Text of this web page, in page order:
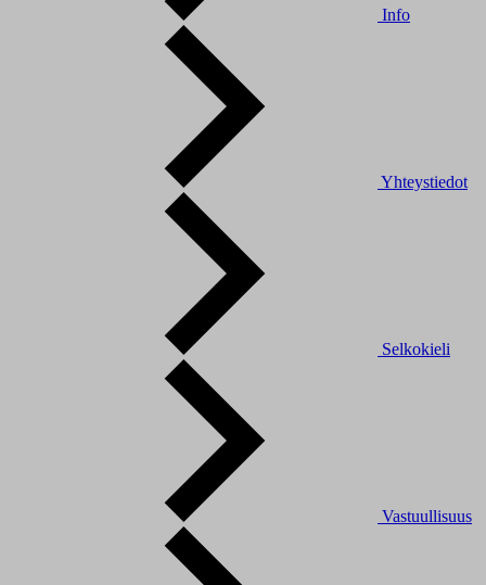
Info
Yhteystiedot
Selkokieli
Vastuullisuus